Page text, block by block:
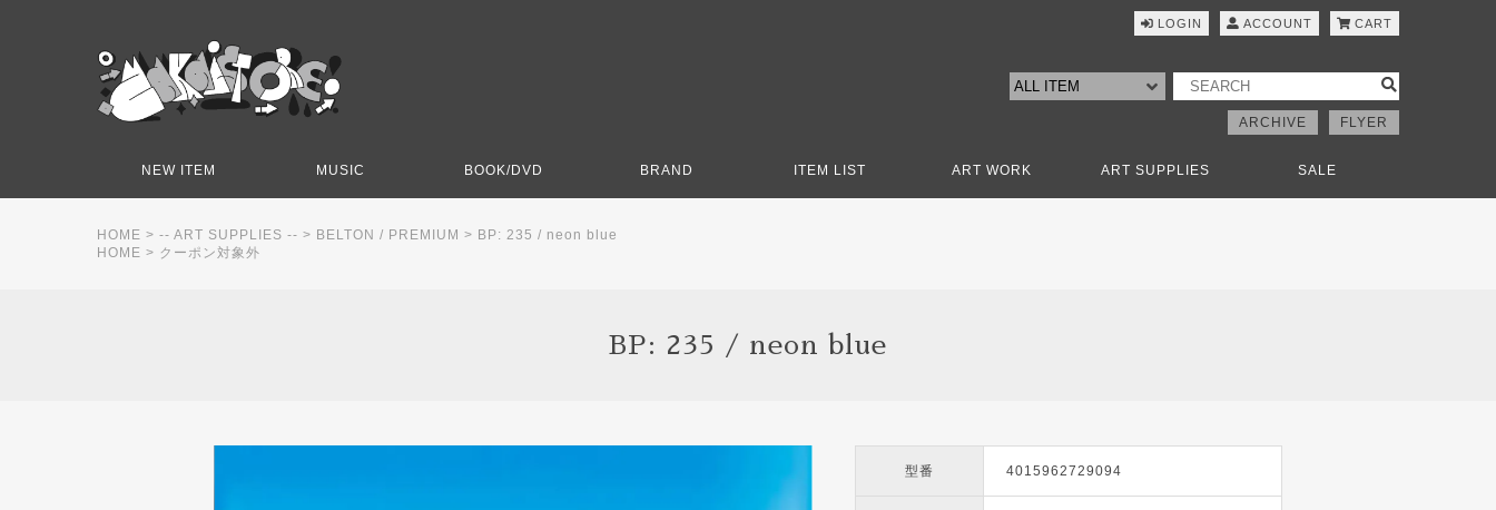
LOGIN ACCOUNT CART
ARCHIVE FLYER
NEW ITEM MUSIC BOOK/DVD BRAND ITEM LIST ART WORK ART SUPPLIES SALE
HOME > -- ART SUPPLIES -- > BELTON / PREMIUM > BP: 235 / neon blue
HOME > クーポン対象外
BP: 235 / neon blue
型番 4015962729094